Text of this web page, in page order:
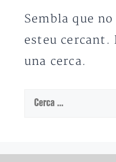
Sembla que
esteu cercant.
una cerca.
Cerca: